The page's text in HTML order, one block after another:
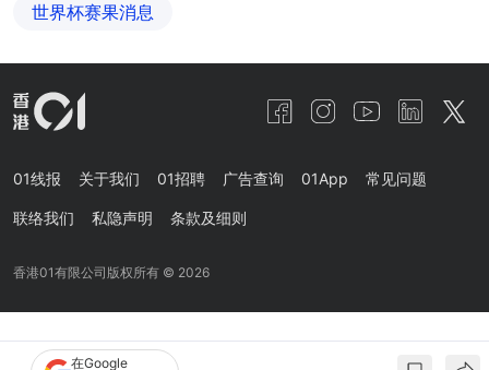
世界杯赛果消息
在Google
01线报 关于我们 01招聘 广告查询 01App 常见问题
联络我们 私隐声明 条款及细则
香港01有限公司版权所有 © 2026